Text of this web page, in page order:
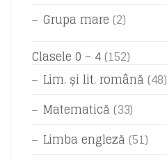
Grupa mare (2)
Clasele 0 – 4 (152)
Lim. și lit. română (48)
Matematică (33)
Limba engleză (51)